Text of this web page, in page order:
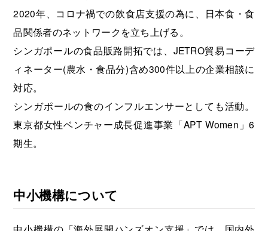
2020年、コロナ禍での飲食店支援の為に、日本食・食
品関係者のネットワークを立ち上げる。
シンガポールの食品販路開拓では、JETRO貿易コーデ
ィネーター(農水・食品分)含め300件以上の企業相談に
対応。
シンガポールの食のインフルエンサーとしても活動。
東京都女性ベンチャー成長促進事業「APT Women」6
期生。
中小機構について